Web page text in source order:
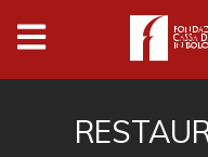
Archivio
Ferrari
Archivio Digitale